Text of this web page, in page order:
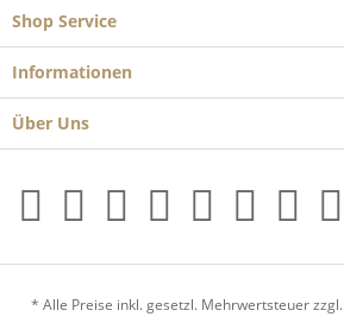
Shop Service
Informationen
Über Uns
* Alle Preise inkl. gesetzl. Mehrwertsteuer zzgl.